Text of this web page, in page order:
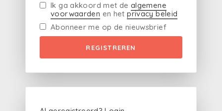
Ik ga akkoord met de algemene
voorwaarden en hetprivacy beleid
Abonneer me op de nieuwsbrief
REGISTREREN